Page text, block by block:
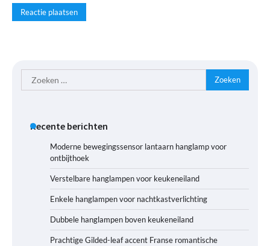
Zoeken
naar:
Recente berichten
Moderne bewegingssensor lantaarn hanglamp voor
ontbijthoek
Verstelbare hanglampen voor keukeneiland
Enkele hanglampen voor nachtkastverlichting
Dubbele hanglampen boven keukeneiland
Prachtige Gilded-leaf accent Franse romantische